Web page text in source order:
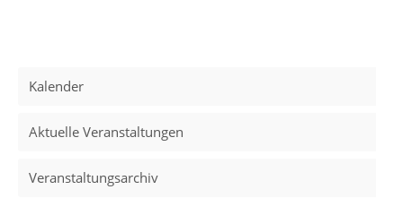
Kalender
Aktuelle Veranstaltungen
Veranstaltungsarchiv